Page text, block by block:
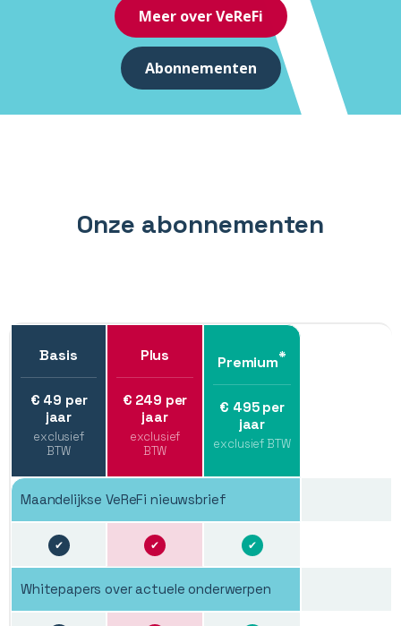
Meer over VeReFi
Abonnementen
Onze abonnementen
Basis
€ 49 per
jaar
exclusief
BTW
Plus
€ 249 per
jaar
exclusief
BTW
Premium*
€ 495 per
jaar
exclusief BTW
Maandelijkse VeReFi nieuwsbrief
✔ ✔ ✔
Whitepapers over actuele onderwerpen